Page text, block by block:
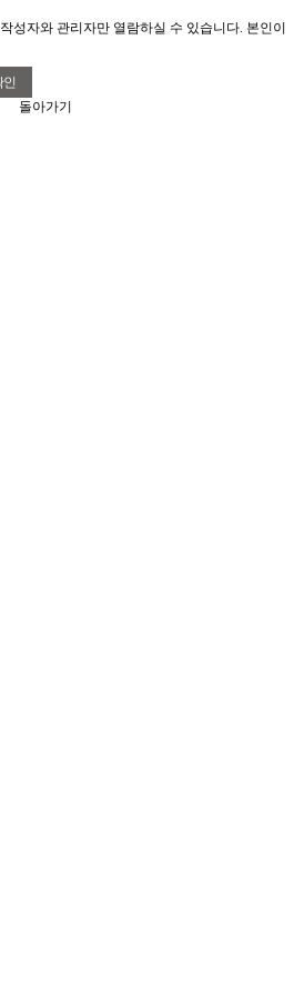
작성자와 관리자만 열람하실 수 있습니다. 본인이
돌아가기